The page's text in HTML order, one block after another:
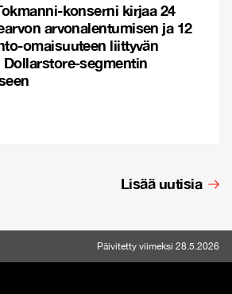
konserni kirjaa 24
arvonalentumisen ja 12
omaisuuteen liittyvän
segmentin
Lisää uutisia
Päivitetty viimeksi 28.5.2026